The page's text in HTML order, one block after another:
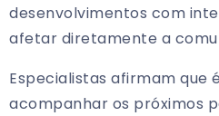
desenvolvimentos com
afetar diretamente a
Especialistas afirmam que
acompanhar os próximos